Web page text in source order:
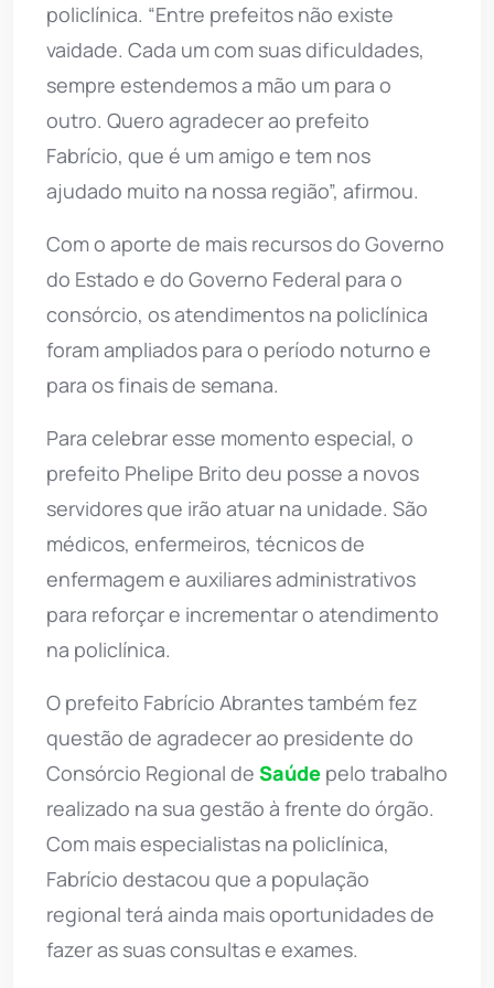
policlínica. “Entre prefeitos não existe
vaidade. Cada um com suas dificuldades,
sempre estendemos a mão um para o
outro. Quero agradecer ao prefeito
Fabrício, que é um amigo e tem nos
ajudado muito na nossa região”, afirmou.
Com o aporte de mais recursos do Governo
do Estado e do Governo Federal para o
consórcio, os atendimentos na policlínica
foram ampliados para o período noturno e
para os finais de semana.
Para celebrar esse momento especial, o
prefeito Phelipe Brito deu posse a novos
servidores que irão atuar na unidade. São
médicos, enfermeiros, técnicos de
enfermagem e auxiliares administrativos
para reforçar e incrementar o atendimento
na policlínica.
O prefeito Fabrício Abrantes também fez
questão de agradecer ao presidente do
Consórcio Regional de Saúde pelo trabalho
realizado na sua gestão à frente do órgão.
Com mais especialistas na policlínica,
Fabrício destacou que a população
regional terá ainda mais oportunidades de
fazer as suas consultas e exames.